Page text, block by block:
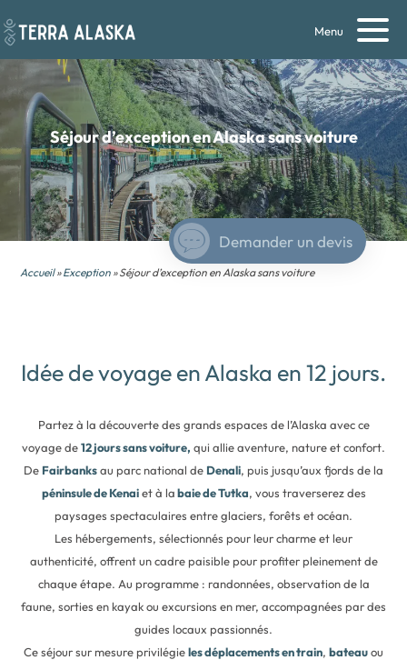
Menu
Séjour d’exception en Alaska sans voiture
Demander un devis
Accueil»Exception » Séjour d’exception en Alaska sans voiture
Idée de voyage en Alaska en 12 jours.
Partez à la découverte des grands espaces de l’Alaska avec ce
voyage de12 jours sans voiture, qui allie aventure, nature et confort.
De Fairbanksau parc national de Denali, puis jusqu’aux fjords de la
péninsule de Kenaiet à labaie de Tutka, vous traverserez des
paysages spectaculaires entre glaciers, forêts et océan.
Les hébergements, sélectionnés pour leur charme et leur
authenticité, offrent un cadre paisible pour profiter pleinement de
chaque étape. Au programme : randonnées, observation de la
faune, sorties en kayak ou excursions en mer, accompagnées par des
guides locaux passionnés.
Ce séjour sur mesure privilégieles déplacements en train, bateauou